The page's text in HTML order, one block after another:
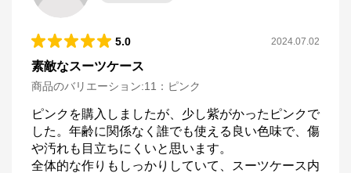
5.0 2024.07.02
素敵なスーツケース
商品のバリエーション:11：ピンク
ピンクを購入しましたが、少し紫がかったピンクで
した。年齢に関係なく誰でも使える良い色味で、傷
や汚れも目立ちにくいと思います。
全体的な作りもしっかりしていて、スーツケース内